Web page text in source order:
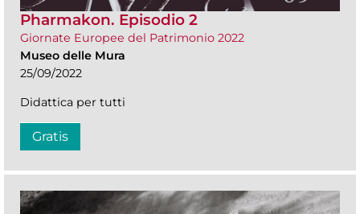
Pharmakon. Episodio 2
Giornate Europee del Patrimonio 2022
Museo delle Mura
25/09/2022
Didattica per tutti
Gratis